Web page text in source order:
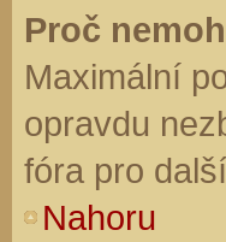
Proč
Maximální
opravdu
fóra pro
Nahoru